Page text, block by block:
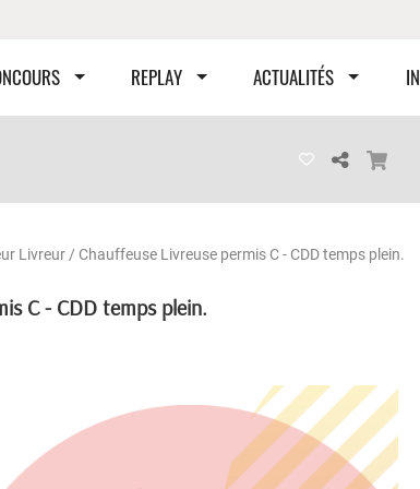
REPLAY ACTUALITÉS
Livreur / Chauffeuse Livreuse permis C - CDD temps plein.
C - CDD temps plein.